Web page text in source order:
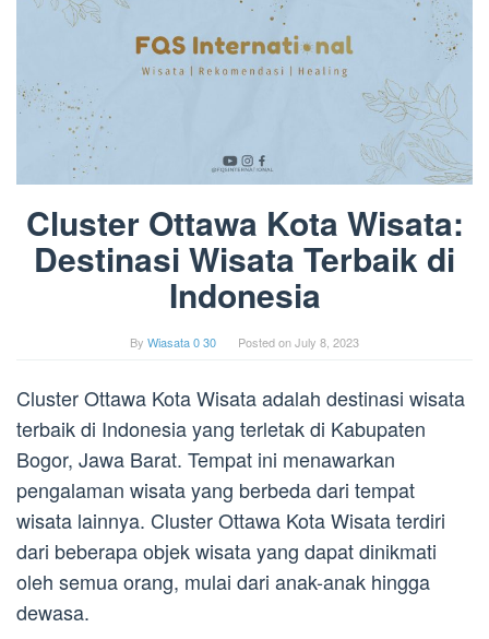
Cluster Ottawa Kota Wisata:
Destinasi Wisata Terbaik di
Indonesia
By Wiasata 0 30 Posted onJuly 8, 2023
Cluster Ottawa Kota Wisata adalah destinasi wisata
terbaik di Indonesia yang terletak di Kabupaten
Bogor, Jawa Barat. Tempat ini menawarkan
pengalaman wisata yang berbeda dari tempat
wisata lainnya. Cluster Ottawa Kota Wisata terdiri
dari beberapa objek wisata yang dapat dinikmati
oleh semua orang, mulai dari anak-anak hingga
dewasa.